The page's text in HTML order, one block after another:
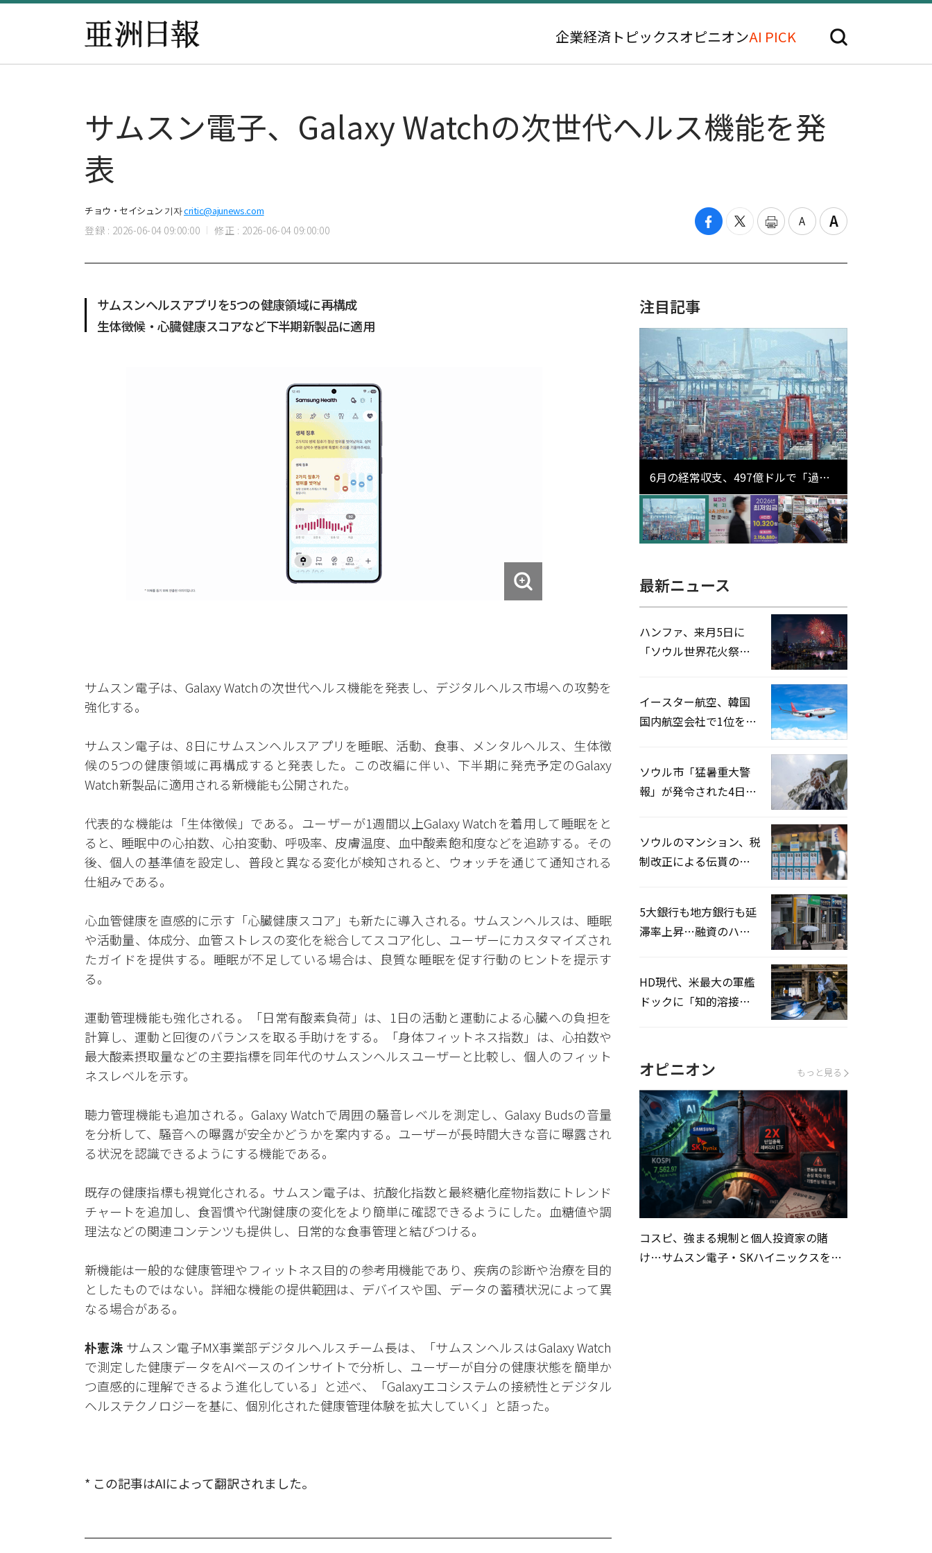
企業経済 トピックスオピニオンAI PICK
サムスン電子、Galaxy Watchの次世代ヘルス機能を発
表
チョウ・セイシュン 기자critic@ajunews.com
登録 : 2026-06-04 09:00:00 修正 : 2026-06-04 09:00:00
サムスンヘルスアプリを5つの健康領域に再構成
生体徴候・心臓健康スコアなど下半期新製品に適用
サムスン電子は、Galaxy Watchの次世代ヘルス機能を発表し、デジタルヘルス市場への攻勢を
強化する。
サムスン電子は、8日にサムスンヘルスアプリを睡眠、活動、食事、メンタルヘルス、生体徴
候の5つの健康領域に再構成すると発表した。この改編に伴い、下半期に発売予定のGalaxy
Watch新製品に適用される新機能も公開された。
代表的な機能は「生体徴候」である。ユーザーが1週間以上Galaxy Watchを着用して睡眠をと
ると、睡眠中の心拍数、心拍変動、呼吸率、皮膚温度、血中酸素飽和度などを追跡する。その
後、個人の基準値を設定し、普段と異なる変化が検知されると、ウォッチを通じて通知される
仕組みである。
心血管健康を直感的に示す「心臓健康スコア」も新たに導入される。サムスンヘルスは、睡眠
や活動量、体成分、血管ストレスの変化を総合してスコア化し、ユーザーにカスタマイズされ
たガイドを提供する。睡眠が不足している場合は、良質な睡眠を促す行動のヒントを提示す
る。
運動管理機能も強化される。「日常有酸素負荷」は、1日の活動と運動による心臓への負担を
計算し、運動と回復のバランスを取る手助けをする。「身体フィットネス指数」は、心拍数や
最大酸素摂取量などの主要指標を同年代のサムスンヘルスユーザーと比較し、個人のフィット
ネスレベルを示す。
聴力管理機能も追加される。Galaxy Watchで周囲の騒音レベルを測定し、Galaxy Budsの音量
を分析して、騒音への曝露が安全かどうかを案内する。ユーザーが長時間大きな音に曝露され
る状況を認識できるようにする機能である。
既存の健康指標も視覚化される。サムスン電子は、抗酸化指数と最終糖化産物指数にトレンド
チャートを追加し、食習慣や代謝健康の変化をより簡単に確認できるようにした。血糖値や調
理法などの関連コンテンツも提供し、日常的な食事管理と結びつける。
新機能は一般的な健康管理やフィットネス目的の参考用機能であり、疾病の診断や治療を目的
としたものではない。詳細な機能の提供範囲は、デバイスや国、データの蓄積状況によって異
なる場合がある。
朴憲洙 サムスン電子MX事業部デジタルヘルスチーム長は、「サムスンヘルスはGalaxy Watch
で測定した健康データをAIベースのインサイトで分析し、ユーザーが自分の健康状態を簡単か
つ直感的に理解できるよう進化している」と述べ、「Galaxyエコシステムの接続性とデジタル
ヘルステクノロジーを基に、個別化された健康管理体験を拡大していく」と語った。
* この記事はAIによって翻訳されました。
注目記事
6月の経常収支、497億ドルで「過去
最大」…輸出が初の1000億ドル突破
最新ニュース
ハンファ、来月5日に
「ソウル世界花火祭り
イースター航空、韓国
国内航空会社で1位を記
ソウル市「猛暑重大警
報」が発令された4日、
ソウルのマンション、税
制改正による伝貰の月
5大銀行も地方銀行も延
滞率上昇…融資のハー
HD現代、米最大の軍艦
ドックに「知的溶接」
オピニオン もっと見る
コスピ、強まる規制と個人投資家の賭
け…サムスン電子・SKハイニックスを巡